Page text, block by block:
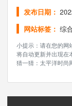
发布日期：
网站标签： 综
小提示：请在您的网
将自动更新并出现在
猜一猜：太平洋时尚